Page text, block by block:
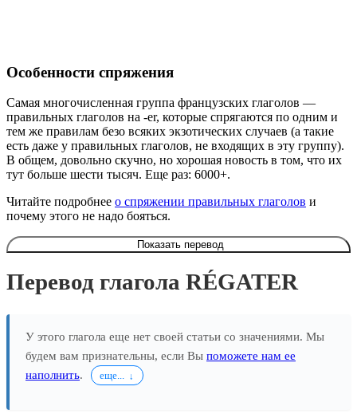
Особенности спряжения
Самая многочисленная группа французских глаголов —
правильных глаголов на -er, которые спрягаются по одним и
тем же правилам безо всяких экзотических случаев (а такие
есть даже у правильных глаголов, не входящих в эту группу).
В общем, довольно скучно, но хорошая новость в том, что их
тут больше шести тысяч. Еще раз: 6000+.
Читайте подробнее о спряжении правильных глаголов и
почему этого не надо бояться.
Показать перевод
Перевод глагола RÉGATER
У этого глагола еще нет своей статьи со значениями. Мы
будем вам признательны, если Вы поможете нам ее
наполнить. еще...